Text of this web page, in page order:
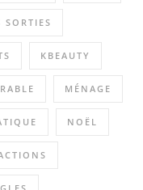
SORTIES
KBEAUTY
MÉNAGE
NOËL